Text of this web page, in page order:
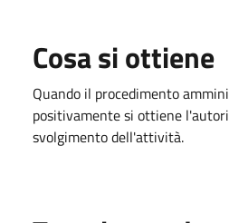
Cosa si ottiene
Quando il procedimento
positivamente si ottiene
svolgimento dell'attività.